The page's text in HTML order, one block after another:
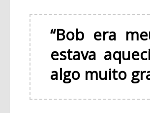
“Bob era
estava
algo muito